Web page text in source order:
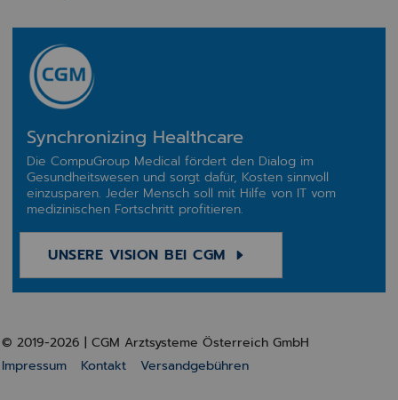
Synchronizing Healthcare
Die CompuGroup Medical fördert den Dialog im
Gesundheitswesen und sorgt dafür, Kosten sinnvoll
einzusparen. Jeder Mensch soll mit Hilfe von IT vom
medizinischen Fortschritt profitieren.
UNSERE VISION BEI CGM
© 2019-2026 | CGM Arztsysteme Österreich GmbH
Impressum
Kontakt Versandgebühren